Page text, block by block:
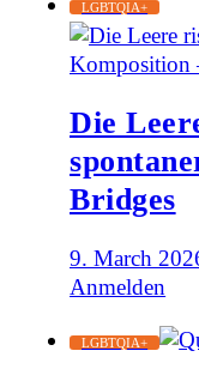
LGBTQIA+
Die
Bridges
9. March
Anmelden
LGBTQIA+